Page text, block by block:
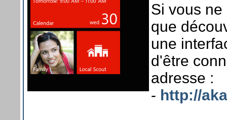
Si vous
que
une
d'être
adresse :
- http://